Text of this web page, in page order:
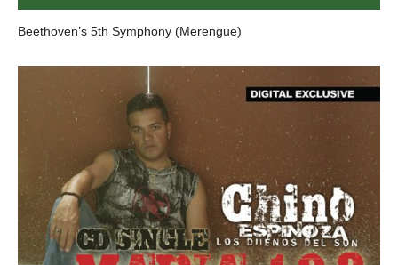
Beethoven’s 5th Symphony (Merengue)
LA CHARANGA CUBANA